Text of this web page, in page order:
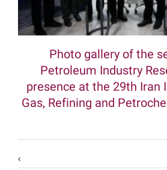
Photo gallery of the
Petroleum Industry
presence at the 29th Iran
Gas, Refining and